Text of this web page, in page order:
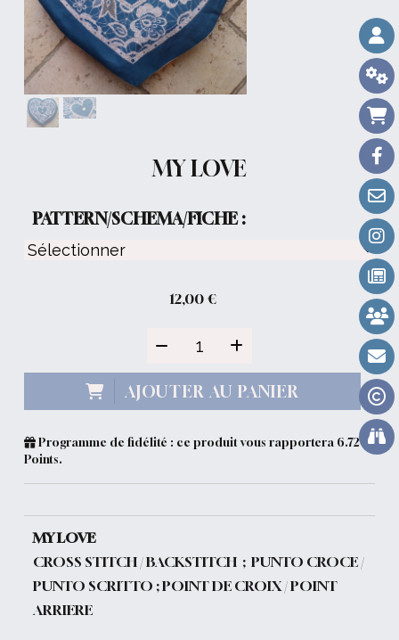
MY LOVE
PATTERN/SCHEMA/FICHE :
12,00€
AJOUTER AU PANIER
Programme de fidélité : ce produit vous rapportera 6.72
Points.
MY LOVE
CROSS STITCH / BACKSTITCH ; PUNTO CROCE /
PUNTO SCRITTO ; POINT DE CROIX / POINT
ARRIERE